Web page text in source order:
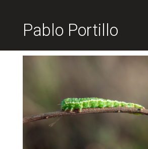
Pablo Portillo